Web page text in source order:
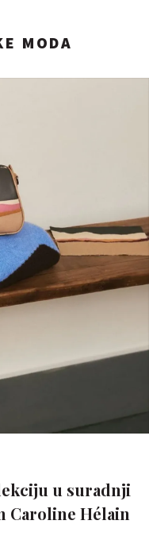
MODA
u suradnji
Caroline Hélain